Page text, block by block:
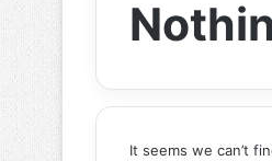
It seems we can’t